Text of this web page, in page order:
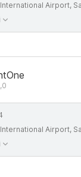
Airport, Sanayi,
Airport, Sanayi,